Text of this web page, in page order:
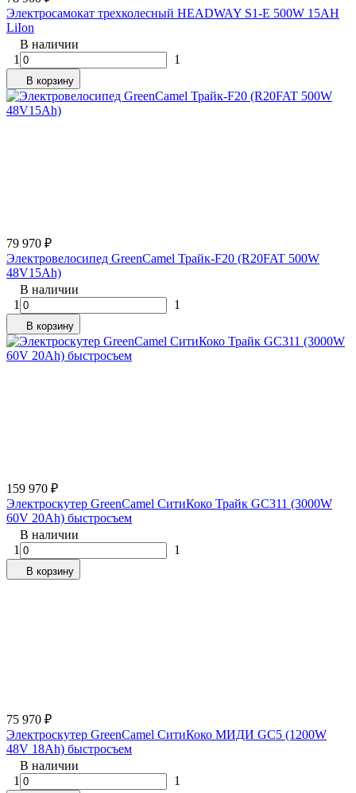
Электросамокат трехколесный HEADWAY S1-E 500W 15AH
LiIon
В наличии
1
1
В корзину
79 970 ₽
Электровелосипед GreenCamel Трайк-F20 (R20FAT 500W
48V15Ah)
В наличии
1
1
В корзину
159 970 ₽
Электроскутер GreenCamel СитиКоко Трайк GC311 (3000W
60V 20Ah) быстросъем
В наличии
1
1
В корзину
75 970 ₽
Электроскутер GreenCamel СитиКоко MИДИ GC5 (1200W
48V 18Ah) быстросъем
В наличии
1
1